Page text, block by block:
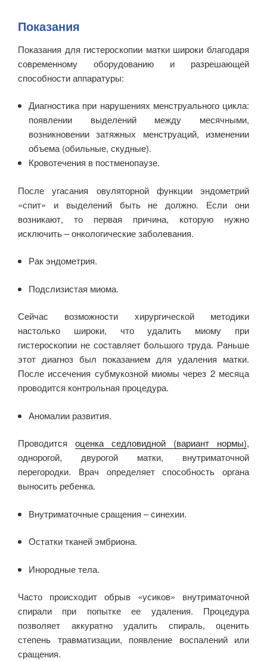
Показания
Показания для гистероскопии матки широки благодаря
современному оборудованию и разрешающей
способности аппаратуры:
Диагностика при нарушениях менструального цикла:
появлении выделений между месячными,
возникновении затяжных менструаций, изменении
объема (обильные, скудные).
Кровотечения в постменопаузе.
После угасания овуляторной функции эндометрий
«спит» и выделений быть не должно. Если они
возникают, то первая причина, которую нужно
исключить – онкологические заболевания.
Рак эндометрия.
Подслизистая миома.
Сейчас возможности хирургической методики
настолько широки, что удалить миому при
гистероскопии не составляет большого труда. Раньше
этот диагноз был показанием для удаления матки.
После иссечения субмукозной миомы через 2 месяца
проводится контрольная процедура.
Аномалии развития.
Проводится оценка седловидной (вариант нормы),
однорогой, двурогой матки, внутриматочной
перегородки. Врач определяет способность органа
выносить ребенка.
Внутриматочные сращения – синехии.
Остатки тканей эмбриона.
Инородные тела.
Часто происходит обрыв «усиков» внутриматочной
спирали при попытке ее удаления. Процедура
позволяет аккуратно удалить спираль, оценить
степень травматизации, появление воспалений или
сращения.